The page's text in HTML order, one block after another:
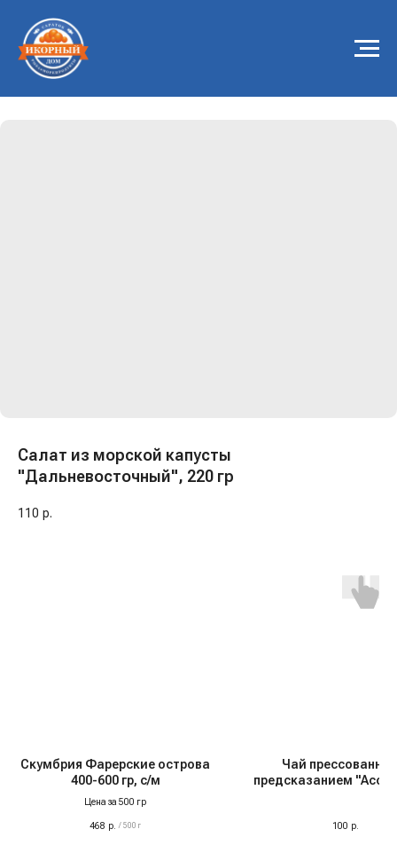
Салат из морской капусты
"Дальневосточный", 220 гр
110 р.
Скумбрия Фарерские острова
400-600 гр, с/м
Цена за 500 гр
468 р. / 500 г
Чай
предсказанием
100 р.